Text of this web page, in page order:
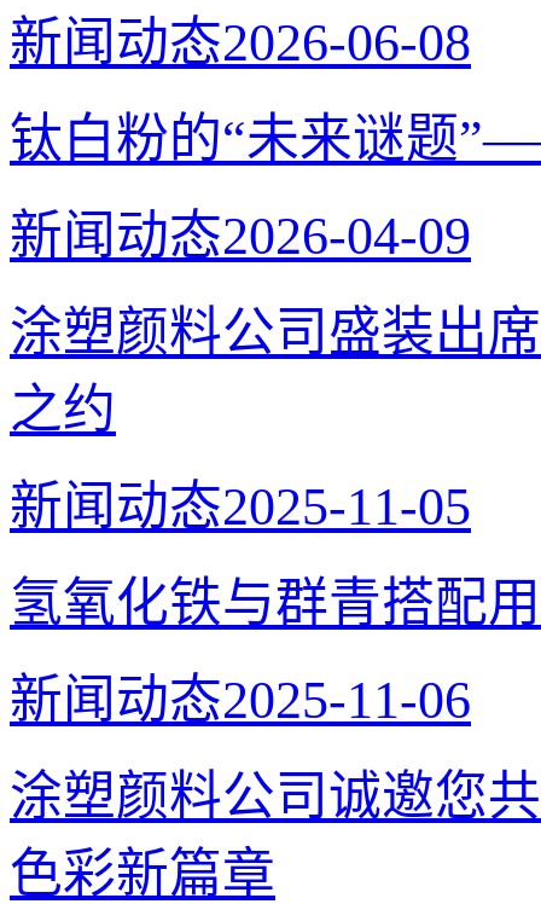
新闻动态2026-06-08
钛白粉的“未来谜题
新闻动态2026-04-09
涂塑颜料公司盛装出
之约
新闻动态2025-11-05
氢氧化铁与群青搭配
新闻动态2025-11-06
涂塑颜料公司诚邀您
色彩新篇章